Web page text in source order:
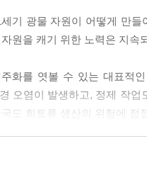
세기 광물 자원이 어떻게 만
원을 캐기 위한 노력은 지
화를 엿볼 수 있는 대표적
오염이 발생하고, 정제 작
도 희토류 생산의 위험에
가는 자원을 캐는 곳은 모